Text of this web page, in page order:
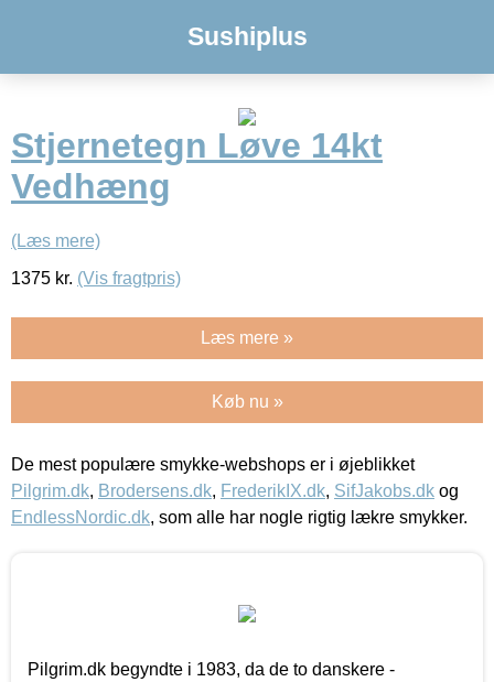
Sushiplus
Stjernetegn Løve 14kt
Vedhæng
(Læs mere)
1375 kr. (Vis fragtpris)
Læs mere »
Køb nu »
De mest populære smykke-webshops er i øjeblikket
Pilgrim.dk, Brodersens.dk, FrederikIX.dk, SifJakobs.dk og
EndlessNordic.dk, som alle har nogle rigtig lækre smykker.
Pilgrim.dk begyndte i 1983, da de to danskere -